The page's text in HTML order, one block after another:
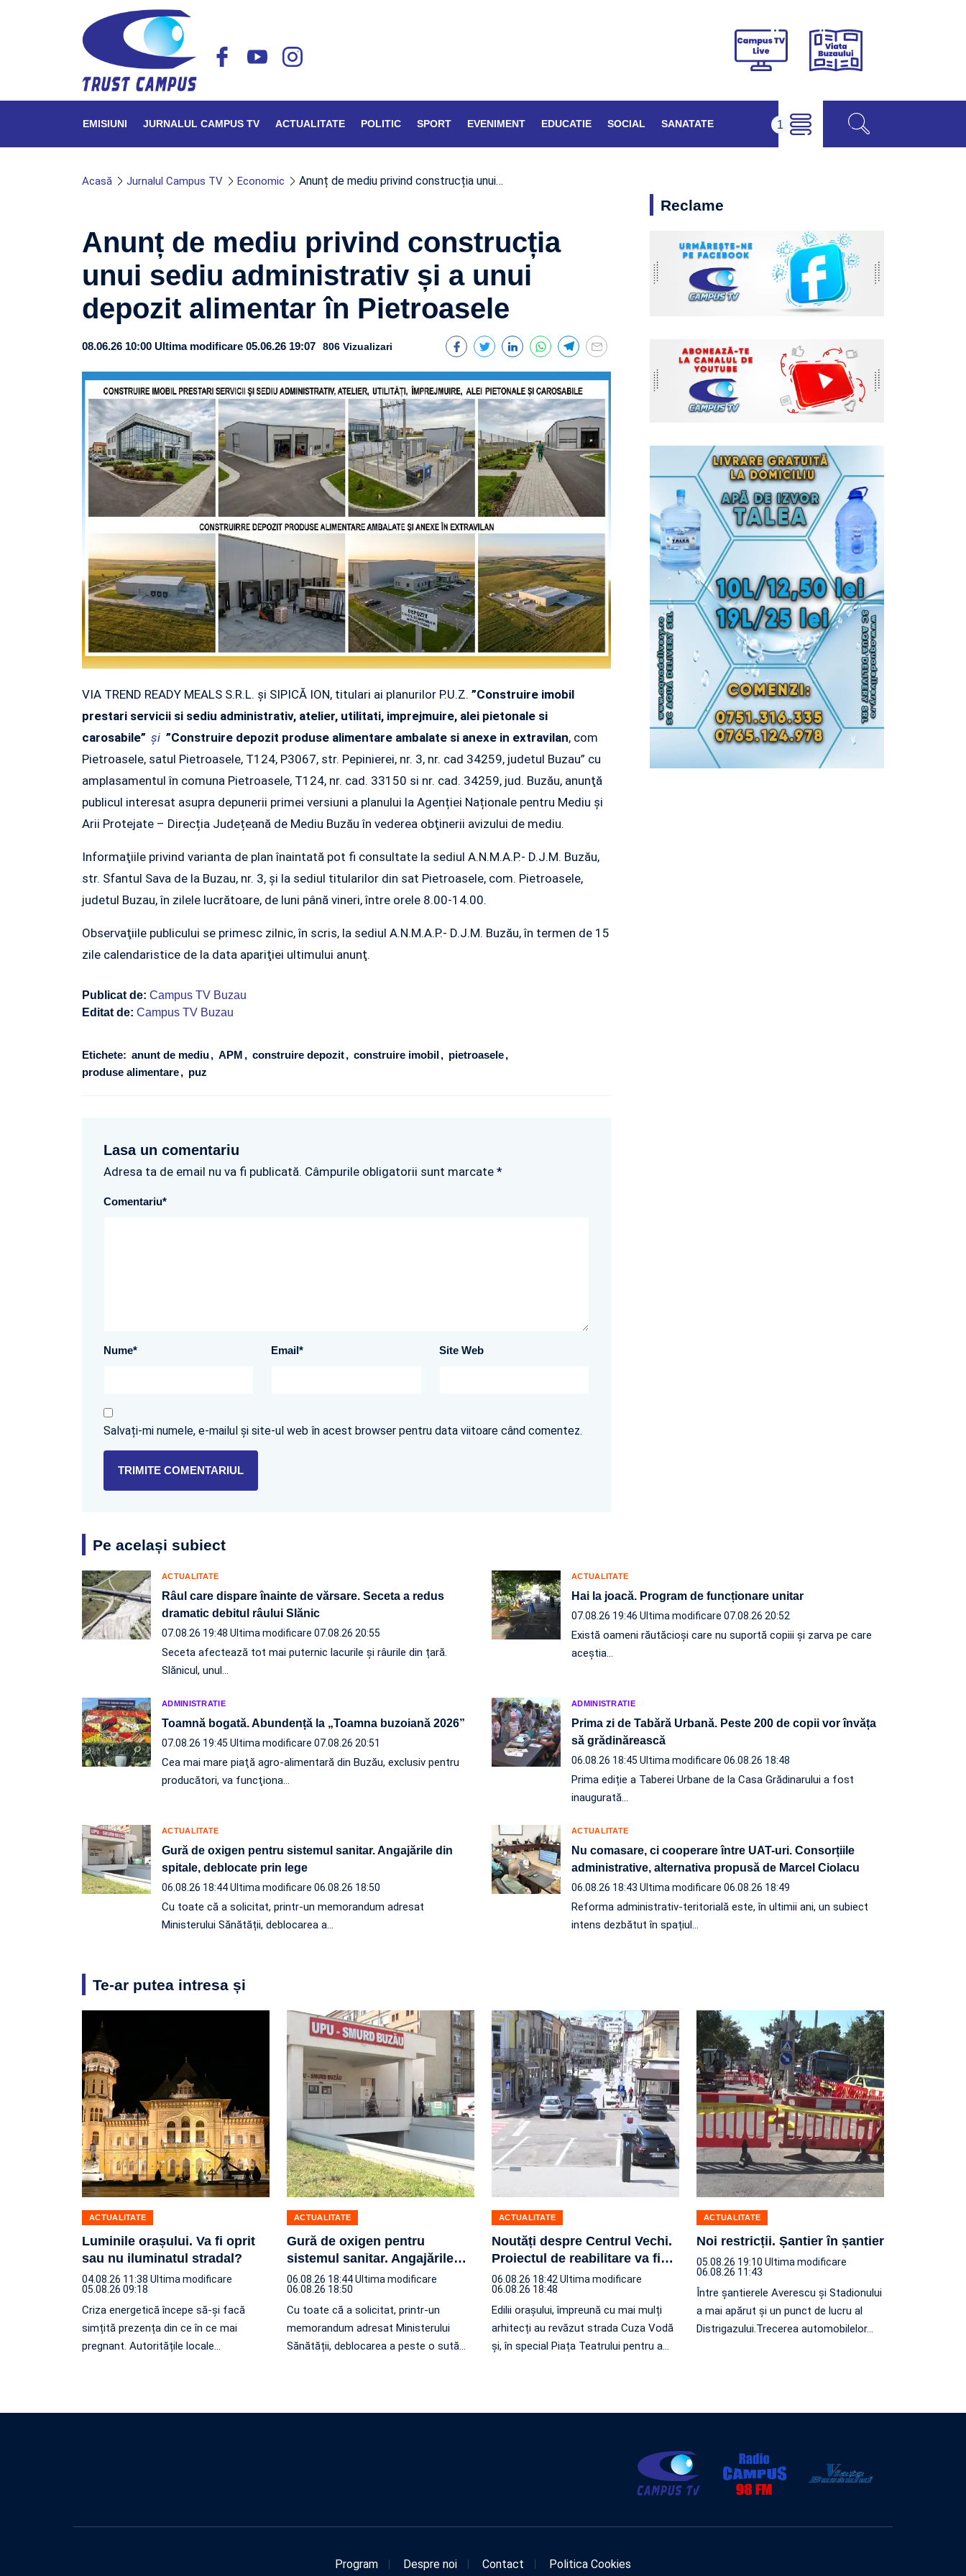
Campus
Viața
EMISIUNI JURNALUL CAMPUS TV ACTUALITATE POLITIC SPORT EVENIMENT EDUCATIE SOCIAL SANATATE
Acasă Jurnalul Campus TV Economic Anunț de mediu privind construcția unui…
Anunț de mediu privind construcția
unui sediu administrativ și a unui
depozit alimentar în Pietroasele
08.06.26 10:00 Ultima modificare 05.06.26 19:07 806 Vizualizari
VIA TREND READY MEALS S.R.L. şi SIPICĂ ION, titulari ai planurilor P.U.Z. ”Construire imobil
prestari servicii si sediu administrativ, atelier, utilitati, imprejmuire, alei pietonale si
carosabile” şi ”Construire depozit produse alimentare ambalate si anexe in extravilan, com
Pietroasele, satul Pietroasele, T124, P3067, str. Pepinierei, nr. 3, nr. cad 34259, judetul Buzau” cu
amplasamentul în comuna Pietroasele, T124, nr. cad. 33150 si nr. cad. 34259, jud. Buzău, anunţă
publicul interesat asupra depunerii primei versiuni a planului la Agenției Naționale pentru Mediu și
Arii Protejate – Direcția Județeană de Mediu Buzău în vederea obţinerii avizului de mediu.
Informaţiile privind varianta de plan înaintată pot fi consultate la sediul A.N.M.A.P.- D.J.M. Buzău,
str. Sfantul Sava de la Buzau, nr. 3, şi la sediul titularilor din sat Pietroasele, com. Pietroasele,
judetul Buzau, în zilele lucrătoare, de luni până vineri, între orele 8.00-14.00.
Observaţiile publicului se primesc zilnic, în scris, la sediul A.N.M.A.P.- D.J.M. Buzău, în termen de 15
zile calendaristice de la data apariţiei ultimului anunţ.
Publicat de: Campus TV Buzau
Editat de: Campus TV Buzau
Etichete: anunt de mediu APM construire depozit construire imobil pietroasele
produse alimentare puz
Lasa un comentariu
Adresa ta de email nu va fi publicată. Câmpurile obligatorii sunt marcate *
Comentariu*
Nume* Email* Site Web
Salvați-mi numele, e-mailul și site-ul web în acest browser pentru data viitoare când comentez.
Reclame
Pe același subiect
ACTUALITATE
Râul care dispare înainte de vărsare. Seceta a redus
dramatic debitul râului Slănic
07.08.26 19:48 Ultima modificare 07.08.26 20:55
Seceta afectează tot mai puternic lacurile și râurile din țară.
Slănicul, unul…
ACTUALITATE
Hai la joacă. Program de funcționare unitar
07.08.26 19:46 Ultima modificare 07.08.26 20:52
Există oameni răutăcioși care nu suportă copiii și zarva pe care
aceștia…
ADMINISTRATIE
Toamnă bogată. Abundență la „Toamna buzoiană 2026”
07.08.26 19:45 Ultima modificare 07.08.26 20:51
Cea mai mare piaţă agro-alimentară din Buzău, exclusiv pentru
producători, va funcţiona…
ADMINISTRATIE
Prima zi de Tabără Urbană. Peste 200 de copii vor învăța
să grădinărească
06.08.26 18:45 Ultima modificare 06.08.26 18:48
Prima ediție a Taberei Urbane de la Casa Grădinarului a fost
inaugurată…
ACTUALITATE
Gură de oxigen pentru sistemul sanitar. Angajările din
spitale, deblocate prin lege
06.08.26 18:44Ultima modificare 06.08.26 18:50
Cu toate că a solicitat, printr-un memorandum adresat
Ministerului Sănătății, deblocarea a…
ACTUALITATE
Nu comasare, ci cooperare între UAT-uri. Consorțiile
administrative, alternativa propusă de Marcel Ciolacu
06.08.26 18:43 Ultima modificare 06.08.26 18:49
Reforma administrativ-teritorială este, în ultimii ani, un subiect
intens dezbătut în spațiul…
Te-ar putea intresa și
ACTUALITATE
Luminile orașului. Va fi oprit
sau nu iluminatul stradal?
04.08.26 11:38 Ultima modificare
05.08.26 09:18
Criza energetică începe să-și facă
simțită prezența din ce în ce mai
pregnant. Autoritățile locale…
ACTUALITATE
Gură de oxigen pentru
sistemul sanitar. Angajările…
06.08.26 18:44Ultima modificare
06.08.26 18:50
Cu toate că a solicitat, printr-un
memorandum adresat Ministerului
Sănătății, deblocarea a peste o sută…
ACTUALITATE
Noutăți despre Centrul Vechi.
Proiectul de reabilitare va fi…
06.08.26 18:42Ultima modificare
06.08.26 18:48
Edilii orașului, împreună cu mai mulți
arhitecți au revăzut strada Cuza Vodă
și, în special Piața Teatrului pentru a…
ACTUALITATE
Noi restricții. Șantier în șantier
05.08.26 19:10 Ultima modificare
06.08.26 11:43
Între șantierele Averescu și Stadionului
a mai apărut și un punct de lucru al
Distrigazului.Trecerea automobilelor…
Program Despre noi Contact Politica Cookies